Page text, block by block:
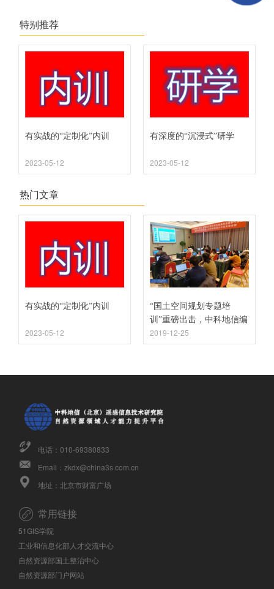
特别推荐
有实战的“定制化”内训
2023-05-12
有深度的“沉浸式”研学
2023-05-12
热门文章
有实战的“定制化”内训
2023-05-12
“国土空间规划专题培
训”重磅出击，中科地信编
制技术+GIS应用引领前
沿！
2019-12-25
电话：010-69380833
Email：zkdx@china3s.com.cn
地址：北京市财富广场
常用链接
51GIS学院
工业和信息化部人才交流中心
自然资源部国土整治中心
自然资源部门户网站